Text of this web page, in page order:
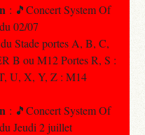
: 🎵Concert System Of
02/07
Stade portes A, B, C,
B ou M12 Portes R, S :
U, X, Y, Z : M14
: 🎵Concert System Of
Jeudi 2 juillet